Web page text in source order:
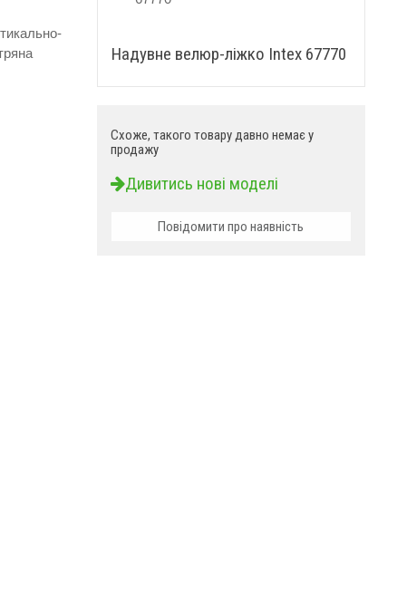
Надувне велюр-ліжко Intex 67770
Схоже, такого товару давно немає у
продажу
Дивитись нові моделі
Повідомити про наявність